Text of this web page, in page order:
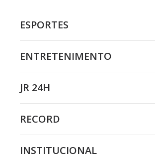
ESPORTES
ENTRETENIMENTO
JR 24H
RECORD
INSTITUCIONAL